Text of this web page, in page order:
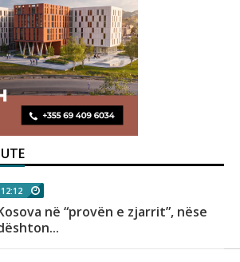
12:12
në “provën e zjarrit”, nëse